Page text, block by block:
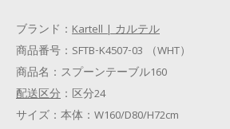
ブランド： Kartell | カルテル
商品番号： SFTB-K4507-03 （WHT）
商品名： スプーンテーブル160
配送区分 ： 区分24
サイズ： 本体：W160/D80/H72cm